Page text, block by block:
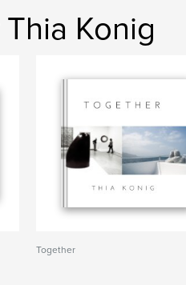
Konig
Together